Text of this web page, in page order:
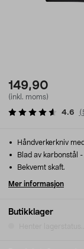
149,90
(inkl. moms)
4.6 (
Butikklager
Håndverkerkniv
Blad av karbonstål
Bekvemt skaft.
Mer informasjon